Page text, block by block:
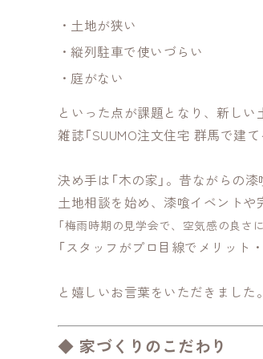
土地が狭い
縦列駐車で使いづらい
庭がない
といった点が課題となり、新し
雑誌「SUUMO注文住宅 群馬で建
決め手は「木の家」。昔ながらの
土地相談を始め、漆喰イベントや
「梅雨時期の見学会で、空気感の良さ
「スタッフがプロ目線でメリット
と嬉しいお言葉をいただきました。
◆ 家づくりのこだわり